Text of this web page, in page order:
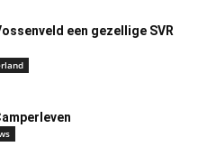
een gezellige SVR